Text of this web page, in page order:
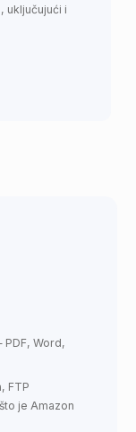
uključujući i
Word,
FTP
je Amazon